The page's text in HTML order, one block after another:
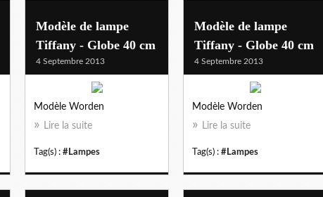
Modèle de lampe
Tiffany - Globe 40 cm
4 Septembre 2013
Modèle Worden
Lire la suite
Tag(s) : #Lampes
Modèle de lampe
Tiffany - Globe 40 cm
4 Septembre 2013
Modèle Worden
Lire la suite
Tag(s) : #Lampes